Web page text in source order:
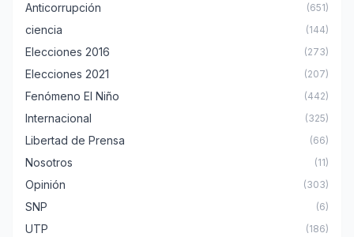
Anticorrupción (651)
ciencia (144)
Elecciones 2016 (273)
Elecciones 2021 (207)
Fenómeno El Niño (442)
Internacional (325)
Libertad de Prensa (66)
Nosotros (11)
Opinión (303)
SNP (6)
UTP (186)